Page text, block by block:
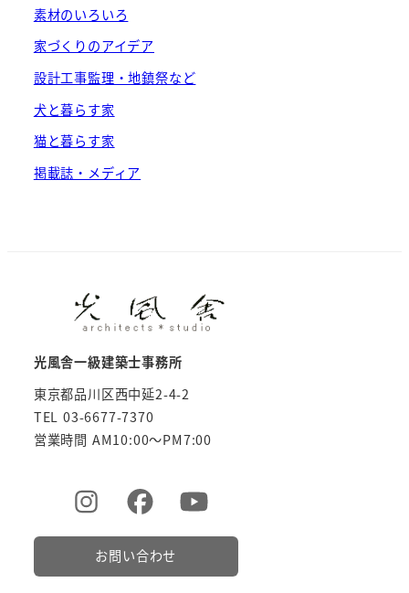
素材のいろいろ
家づくりのアイデア
設計工事監理・地鎮祭など
犬と暮らす家
猫と暮らす家
掲載誌・メディア
光風舎一級建築士事務所
東京都品川区西中延2-4-2
TEL 03-6677-7370
営業時間 AM10:00～PM7:00
お問い合わせ